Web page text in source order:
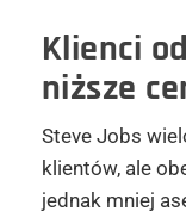
Klienci
niższe
Steve Jobs
klientów, ale
jednak mniej